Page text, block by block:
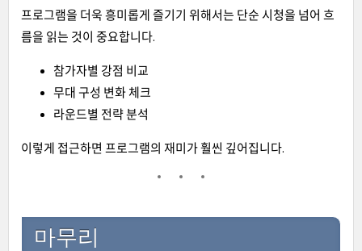
프로그램을 더욱 흥미롭게 즐기기 위해서는 단순 시청을 넘어 흐
름을 읽는 것이 중요합니다.
참가자별 강점 비교
무대 구성 변화 체크
라운드별 전략 분석
이렇게 접근하면 프로그램의 재미가 훨씬 깊어집니다.
마무리